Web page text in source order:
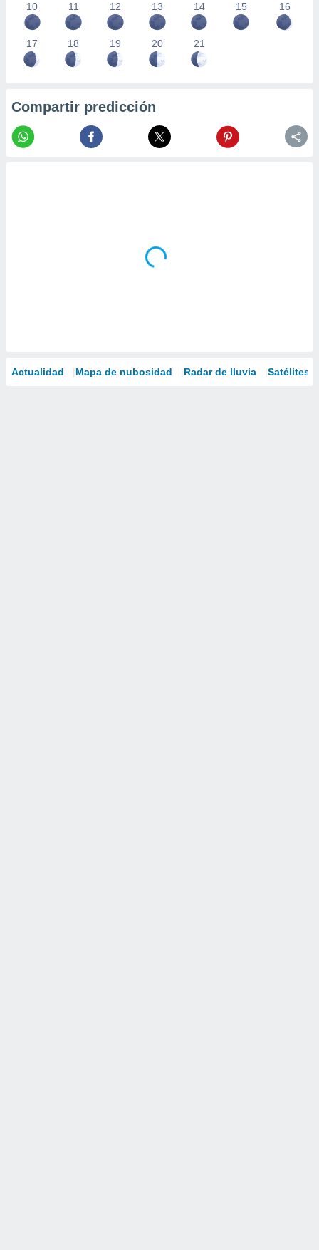
10 11 12 13 14 15 16
17 18 19 20 21
Compartir predicción
Actualidad Mapa de nubosidad Radar de lluvia Satélites